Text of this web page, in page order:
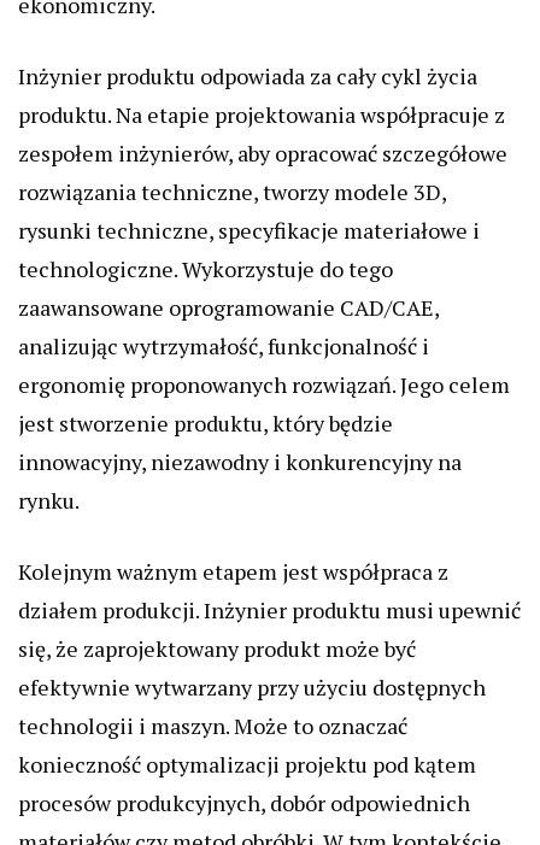
Inżynier produktu odpowiada za cały cykl życia
produktu. Na etapie projektowania współpracuje z
zespołem inżynierów, aby opracować szczegółowe
rozwiązania techniczne, tworzy modele 3D,
rysunki techniczne, specyfikacje materiałowe i
technologiczne. Wykorzystuje do tego
zaawansowane oprogramowanie CAD/CAE,
analizując wytrzymałość, funkcjonalność i
ergonomię proponowanych rozwiązań. Jego celem
jest stworzenie produktu, który będzie
innowacyjny, niezawodny i konkurencyjny na
rynku.
Kolejnym ważnym etapem jest współpraca z
działem produkcji. Inżynier produktu musi upewnić
się, że zaprojektowany produkt może być
efektywnie wytwarzany przy użyciu dostępnych
technologii i maszyn. Może to oznaczać
konieczność optymalizacji projektu pod kątem
procesów produkcyjnych, dobór odpowiednich